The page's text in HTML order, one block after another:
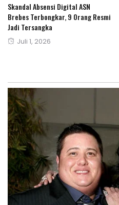
‎Skandal Absensi Digital ASN
Brebes Terbongkar, 9 Orang Resmi
Jadi Tersangka‎
Posted
Juli 1, 2026